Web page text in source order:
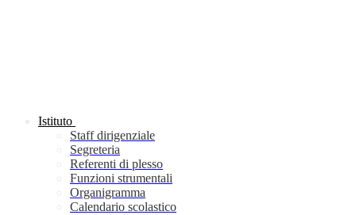
Istituto
Staff dirigenziale
Segreteria
Referenti di plesso
Funzioni strumentali
Organigramma
Calendario scolastico